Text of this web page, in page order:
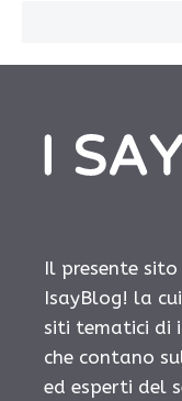
Il presente
IsayBlog! la
siti tematici di
che contano
ed esperti del